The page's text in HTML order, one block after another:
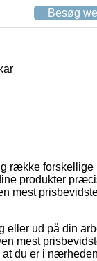
Besøg
række forskellige
produkter
mest
ud på din
mest
du er i